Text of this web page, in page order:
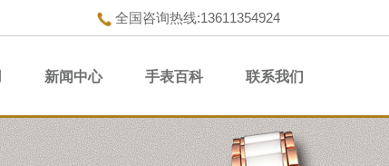
全国咨询热线:13611354924
新闻中心 手表百科 联系我们